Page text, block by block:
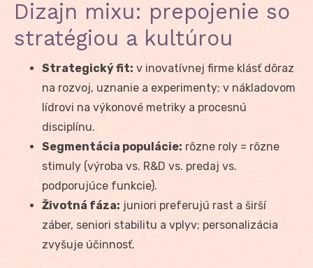
Dizajn mixu: prepojenie so
stratégiou a kultúrou
Strategický fit: v inovatívnej firme klásť dôraz
na rozvoj, uznanie a experimenty; v nákladovom
lídrovi na výkonové metriky a procesnú
disciplínu.
Segmentácia populácie: rôzne roly = rôzne
stimuly (výroba vs. R&D vs. predaj vs.
podporujúce funkcie).
Životná fáza: juniori preferujú rast a širší
záber, seniori stabilitu a vplyv; personalizácia
zvyšuje účinnosť.